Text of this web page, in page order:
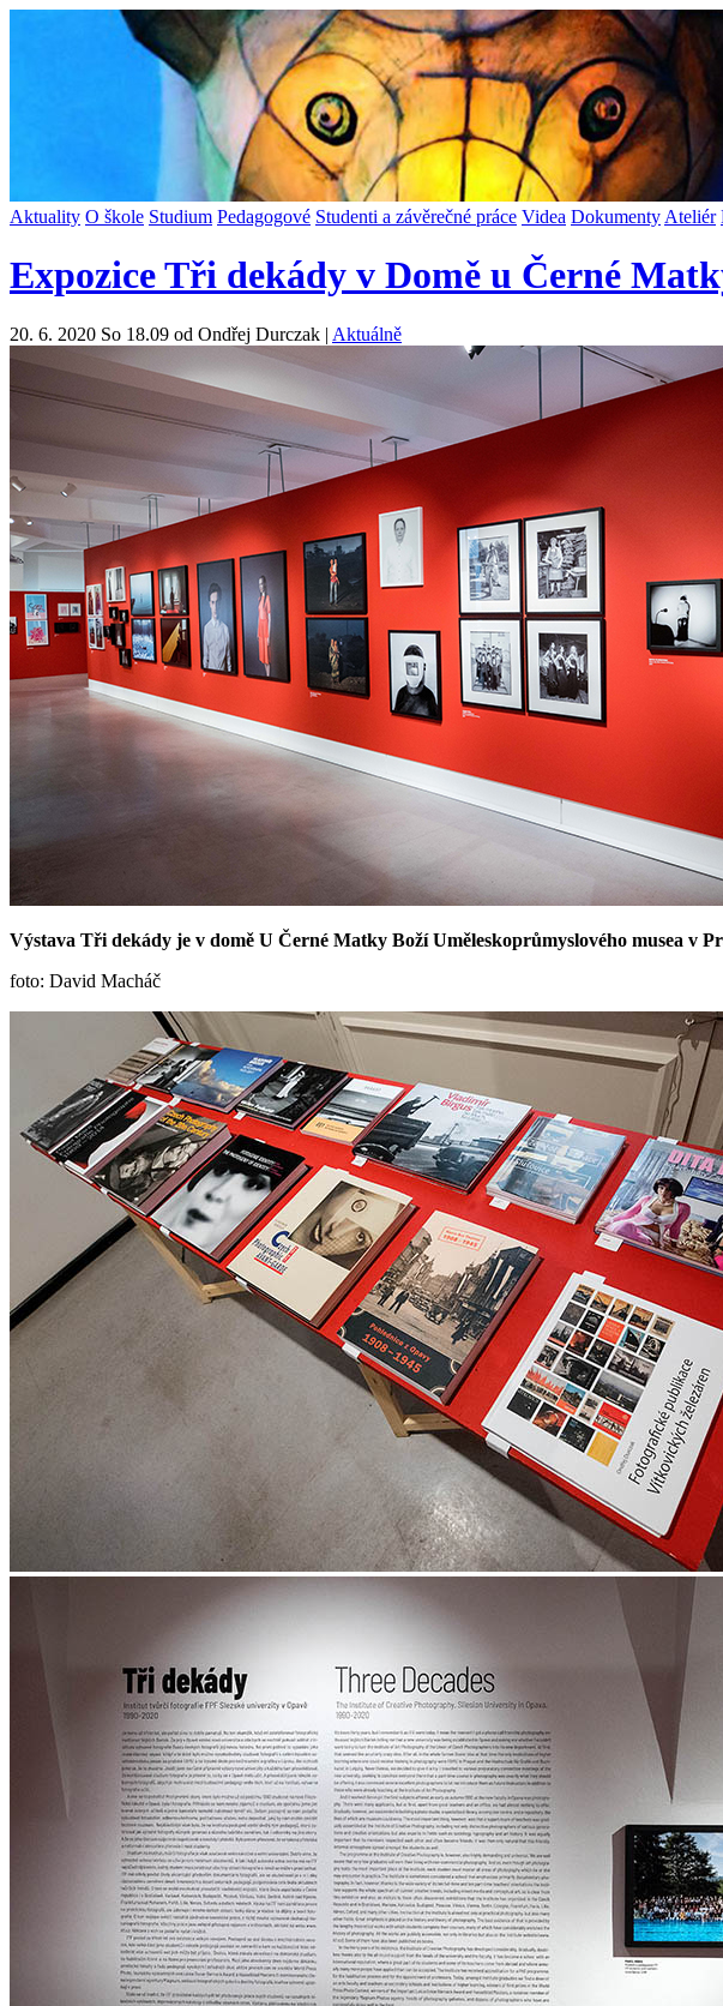
Aktuality O škole Studium Pedagogové Studenti a závěrečné práce Videa Dokumenty Ateliér
Expozice Tři dekády v Domě u Černé
20. 6. 2020 So 18.09 od Ondřej Durczak | Aktuálně
Výstava Tři dekády je v domě U Černé Matky Boží Uměleskoprůmyslového musea v
foto: David Macháč